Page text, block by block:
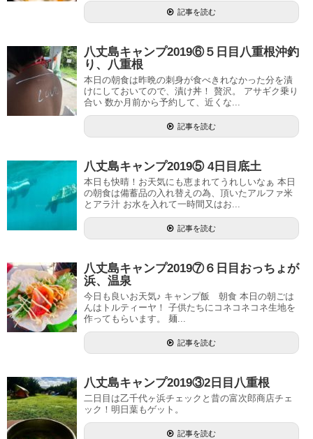
記事を読む
八丈島キャンプ2019⑥５日目八重根沖釣
り、八重根
本日の朝食は昨晩の刺身が食べきれなかった分を漬
けにしておいてので、漬け丼！ 贅沢。 アサギク乗り
合い 数か月前から予約して、近くな...
記事を読む
八丈島キャンプ2019⑤ 4日目底土
本日も快晴！お天気にも恵まれてうれしいなぁ 本日
の朝食は備蓄品の入れ替えの為、頂いたアルファ米
とアラ汁 お水を入れて一時間又はお...
記事を読む
八丈島キャンプ2019⑦６日目おっちょが
浜、温泉
今日も良いお天気♪ キャンプ飯 朝食 本日の朝ごは
んはトルティーヤ！ 子供たちにコネコネコネ生地を
作ってもらいます。 麺...
記事を読む
八丈島キャンプ2019③2日目八重根
二日目は乙千代ヶ浜チェックと昔の富次郎商店チェ
ック！明日葉もゲット。
記事を読む